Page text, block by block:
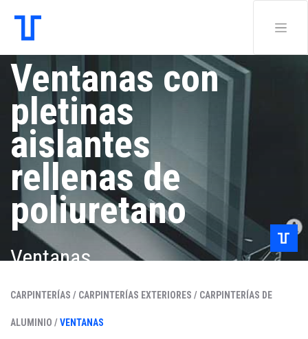
Ventanas con
pletinas
aislantes
rellenas de
poliuretano
Ventanas
CARPINTERÍAS / CARPINTERÍAS EXTERIORES / CARPINTERÍAS DE
ALUMINIO /VENTANAS